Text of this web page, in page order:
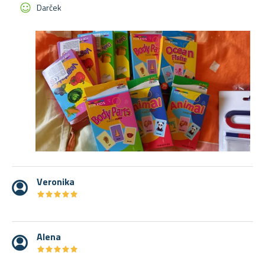
Darček
Veronika
★★★★★
★★★★★
Alena
★★★★★
★★★★★